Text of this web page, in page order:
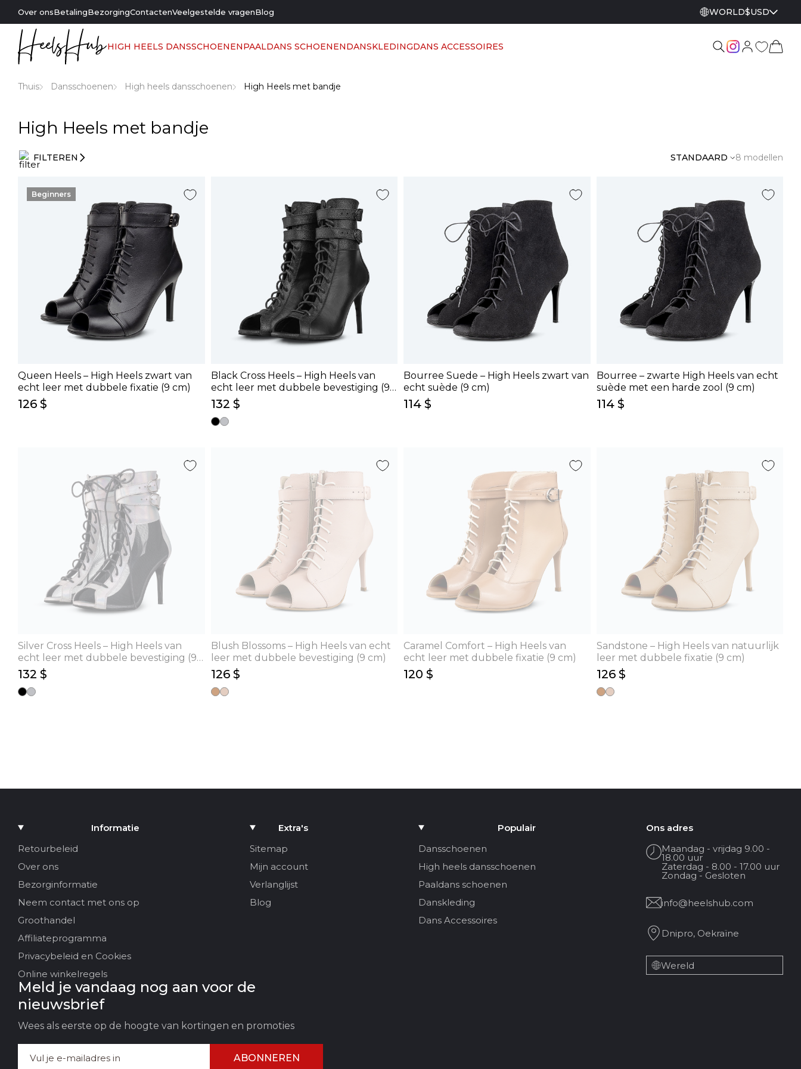
Over onsBetalingBezorgingContactenVeelgestelde vragenBlog WORLD$USD
HIGH HEELS DANSSCHOENENPAALDANS SCHOENENDANSKLEDINGDANS ACCESSOIRES
Thuis Dansschoenen High heels dansschoenen High Heels met bandje
High Heels met bandje
FILTEREN STANDAARD 8 modellen
Beginners
Queen Heels – High Heels zwart van
echt leer met dubbele fixatie (9 cm)
126 $
Black Cross Heels – High Heels van
echt leer met dubbele bevestiging (9
cm)
132 $
Bourree Suede – High Heels zwart van
echt suède (9 cm)
114 $
Bourree – zwarte High Heels van echt
suède met een harde zool (9 cm)
114 $
Silver Cross Heels – High Heels van
echt leer met dubbele bevestiging (9
cm)
132 $
Blush Blossoms – High Heels van echt
leer met dubbele bevestiging (9 cm)
126 $
Caramel Comfort – High Heels van
echt leer met dubbele fixatie (9 cm)
120 $
Sandstone – High Heels van natuurlijk
leer met dubbele fixatie (9 cm)
126 $
Informatie
Retourbeleid
Over ons
Bezorginformatie
Neem contact met ons op
Groothandel
Affiliateprogramma
Privacybeleid en Cookies
Online winkelregels
Extra's
Sitemap
Mijn account
Verlanglijst
Blog
Populair
Dansschoenen
High heels dansschoenen
Paaldans schoenen
Danskleding
Dans Accessoires
Ons adres
Maandag - vrijdag 9.00 -
18.00 uur
Zaterdag - 8.00 - 17.00 uur
Zondag - Gesloten
info@heelshub.com
Dnipro, Oekraïne
Wereld
Meld je vandaag nog aan voor de
nieuwsbrief
Wees als eerste op de hoogte van kortingen en promoties
ABONNEREN